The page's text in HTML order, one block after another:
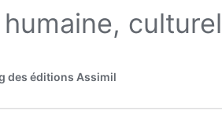
humaine,
des éditions Assimil